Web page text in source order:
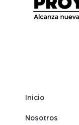
Inicio
Nosotros